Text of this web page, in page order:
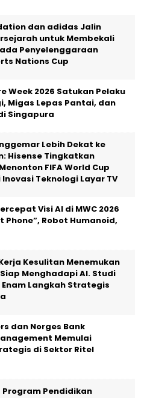
dan adidas Jalin
untuk Membekali
Penyelenggaraan
Nations Cup
Week 2026 Satukan Pelaku
Migas Lepas Pantai, dan
Singapura
Lebih Dekat ke
Hisense Tingkatkan
FIFA World Cup
Teknologi Layar TV
Visi AI di MWC 2026
Phone”, Robot Humanoid,
Kesulitan Menemukan
Menghadapi AI. Studi
Langkah Strategis
dan Norges Bank
Memulai
di Sektor Ritel
Program Pendidikan